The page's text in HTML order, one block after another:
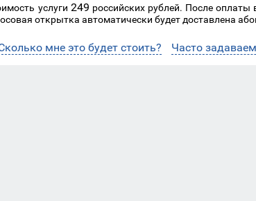
услуги 249 российских рублей. После
открытка автоматически будет доставлена
мне это будет стоить? Часто